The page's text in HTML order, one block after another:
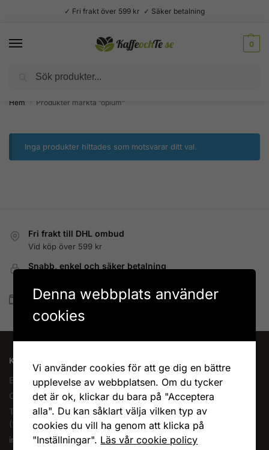
✓ Fri frakt över 599 kr ✓ Säker betalning
0
Välsmakande vardagslyx –
Hem Produkter märkta ”opium”
Inga produkter hittades som motsvarar ditt val.
Fri frakt till DHL ombud
Vid köp över 599 kr
Snabb, enkel och säker betalning
Snabb leverans
Lagervaror skickas vanligtvis inom 1-4 vardagar
KAFFEOCHTE.SE
En del av Novodesign AB
Org.nr. 556790-1235
Tel.
08-400 209 60
(10-17 mån-fre)
info@kaffeochte.se
Denna webbplats använder
cookies
Vi använder cookies för att ge dig en bättre
upplevelse av webbplatsen. Om du tycker
det är ok, klickar du bara på "Acceptera
alla". Du kan såklart välja vilken typ av
cookies du vill ha genom att klicka på
"Inställningar". Läs vår cookie policy